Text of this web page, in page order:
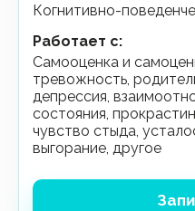
Когнитивно-
Работает с:
самооценка и самоценность, апатия,
тревожность,
депрессия,
состояния,
чувство стыда,
выгорание, другое